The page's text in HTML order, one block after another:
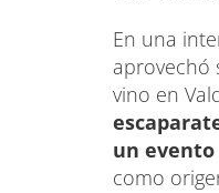
En una
aprovechó
vino en
un
como